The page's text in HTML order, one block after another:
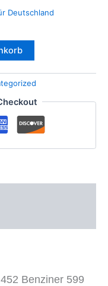
Deutschland
Benziner 599